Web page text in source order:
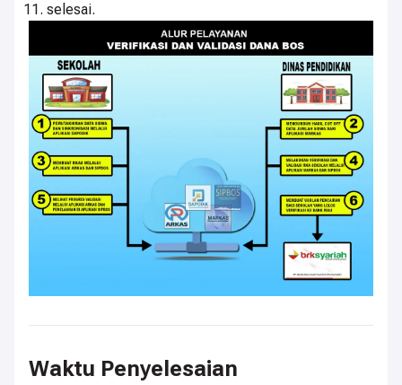
selesai.
Waktu Penyelesaian